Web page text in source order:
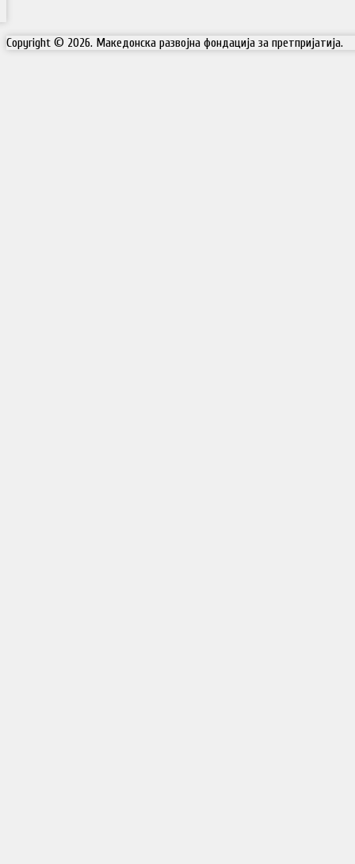
Copyright © 2026. Македонска развојна фондација за претпријатија.